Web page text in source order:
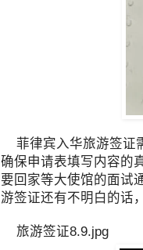
菲律宾入华旅游签证
确保申请表填写内容的
要回家等大使馆的面试
游签证还有不明白的话
旅游签证8.9.jpg